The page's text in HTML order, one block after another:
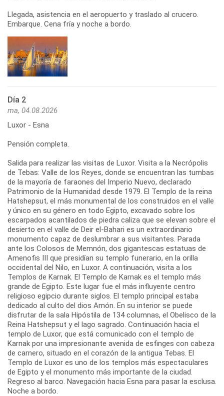
Llegada, asistencia en el aeropuerto y traslado al crucero.
Embarque. Cena fría y noche a bordo.
Día 2
ma, 04.08.2026
Luxor - Esna
Pensión completa.
Salida para realizar las visitas de Luxor. Visita a la Necrópolis
de Tebas: Valle de los Reyes, donde se encuentran las tumbas
de la mayoría de faraones del Imperio Nuevo, declarado
Patrimonio de la Humanidad desde 1979. El Templo de la reina
Hatshepsut, el más monumental de los construidos en el valle
y único en su género en todo Egipto, excavado sobre los
escarpados acantilados de piedra caliza que se elevan sobre el
desierto en el valle de Deir el-Bahari es un extraordinario
monumento capaz de deslumbrar a sus visitantes. Parada
ante los Colosos de Memnón, dos gigantescas estatuas de
Amenofis III que presidían su templo funerario, en la orilla
occidental del Nilo, en Luxor. A continuación, visita a los
Templos de Karnak. El Templo de Karnak es el templo más
grande de Egipto. Este lugar fue el más influyente centro
religioso egipcio durante siglos. El templo principal estaba
dedicado al culto del dios Amón. En su interior se puede
disfrutar de la sala Hipóstila de 134 columnas, el Obelisco de la
Reina Hatshepsut y el lago sagrado. Continuación hacia el
templo de Luxor, que está comunicado con el templo de
Karnak por una impresionante avenida de esfinges con cabeza
de carnero, situado en el corazón de la antigua Tebas. El
Templo de Luxor es uno de los templos más espectaculares
de Egipto y el monumento más importante de la ciudad.
Regreso al barco. Navegación hacia Esna para pasar la esclusa.
Noche a bordo.